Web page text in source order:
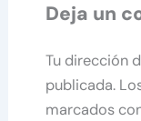
Deja un
Tu dirección
publicada.
marcados